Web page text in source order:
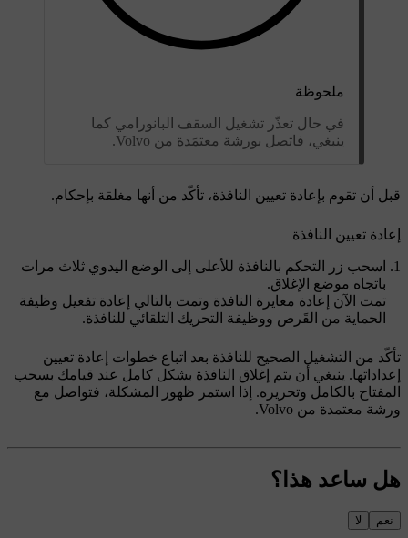
ملحوظة
في حال تعذّر تشغيل السقف البانورامي كما
ينبغي، فاتصل بورشة معتمَدة من Volvo.
قبل أن تقوم بإعادة تعيين النافذة، تأكّد من أنها مغلقة بإحكام.
إعادة تعيين النافذة
اسحب زر التحكم بالنافذة للأعلى إلى الوضع اليدوي ثلاث مرات
باتجاه موضع الإغلاق.
تمت الآن إعادة معايرة النافذة وتمت بالتالي إعادة تفعيل وظيفة
الحماية من القَرص ووظيفة التحريك التلقائي للنافذة.
تأكّد من التشغيل الصحيح للنافذة بعد اتباع خطوات إعادة تعيين
إعداداتها. ينبغي أن يتم إغلاق النافذة بشكل كامل عند قيامك بسحب
المفتاح بالكامل وتحريره. إذا استمر ظهور المشكلة، فتواصل مع
ورشة معتمدة من Volvo.
هل ساعد هذا؟
نعم لا